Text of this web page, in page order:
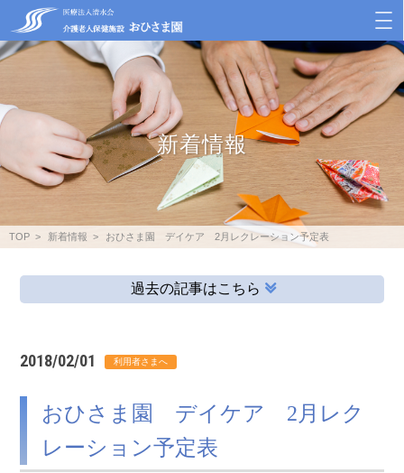
新着情報
TOP 新着情報 おひさま園 デイケア 2月レクレーション予定表
過去の記事はこちら
2018/02/01
おひさま園 デイケア 2月レク
レーション予定表